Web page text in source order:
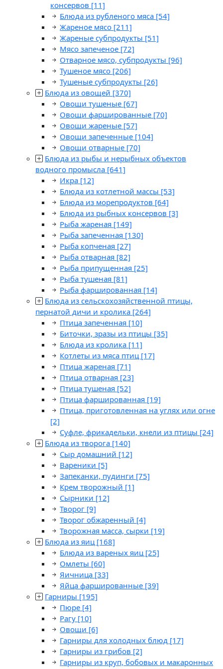
консервов [11]
Блюда из рубленого мяса [54]
Жареное мясо [211]
Жареные субпродукты [51]
Мясо запеченое [72]
Отварное мясо, субпродукты [96]
Тушеное мясо [206]
Тушеные субпродукты [26]
Блюда из овощей [370]
Овощи тушеные [67]
Овощи фаршированные [70]
Овощи жареные [57]
Овощи запеченные [104]
Овощи отварные [70]
Блюда из рыбы и нерыбных объектов
водного промысла [641]
Икра [12]
Блюда из котлетной массы [53]
Блюда из морепродуктов [64]
Блюда из рыбных консервов [3]
Рыба жареная [149]
Рыба запеченная [130]
Рыба копченая [27]
Рыба отварная [82]
Рыба припущенная [25]
Рыба тушеная [81]
Рыба фаршированная [14]
Блюда из сельскохозяйственной птицы,
пернатой дичи и кролика [264]
Птица запеченная [10]
Биточки, зразы из птицы [35]
Блюда из кролика [11]
Котлеты из мяса птиц [17]
Птица жареная [71]
Птица отварная [23]
Птица тушеная [52]
Птица фаршированная [19]
Птица, приготовленная на углях или огне
[2]
Суфле, фрикадельки, кнели из птицы [24]
Блюда из творога [140]
Сыр домашний [12]
Вареники [5]
Запеканки, пудинги [75]
Крем творожный [1]
Сырники [12]
Творог [9]
Творог обжаренный [4]
Творожная масса, сырки [19]
Блюда из яиц [168]
Блюда из вареных яиц [25]
Омлеты [60]
Яичница [33]
Яйца фаршированные [39]
Гарниры [195]
Пюре [4]
Рагу [10]
Овощи [6]
Гарниры для холодных блюд [17]
Гарниры из грибов [2]
Гарниры из круп, бобовых и макаронных